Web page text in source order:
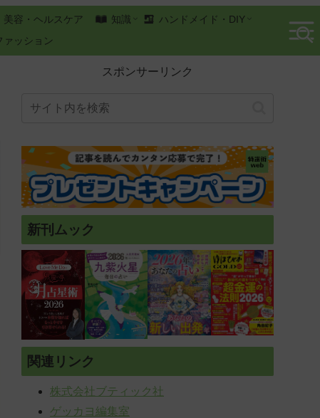
美容・ヘルスケア 知識
ハンドメイド・DIY
ァッション
スポンサーリンク
新刊ムック
関連リンク
株式会社ブティック社
ゲッカヨ編集室